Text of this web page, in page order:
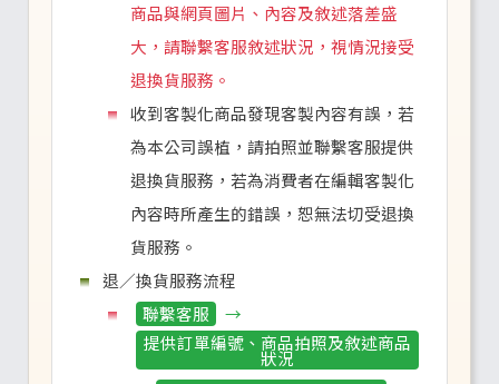
商品與網頁圖片、內容及敘述落差盛
大，請聯繫客服敘述狀況，視情況接受
退換貨服務。
收到客製化商品發現客製內容有誤，若
為本公司誤植，請拍照並聯繫客服提供
退換貨服務，若為消費者在編輯客製化
內容時所產生的錯誤，恕無法切受退換
貨服務。
退／換貨服務流程
聯繫客服
→
提供訂單編號、商品拍照及敘述商品
狀況